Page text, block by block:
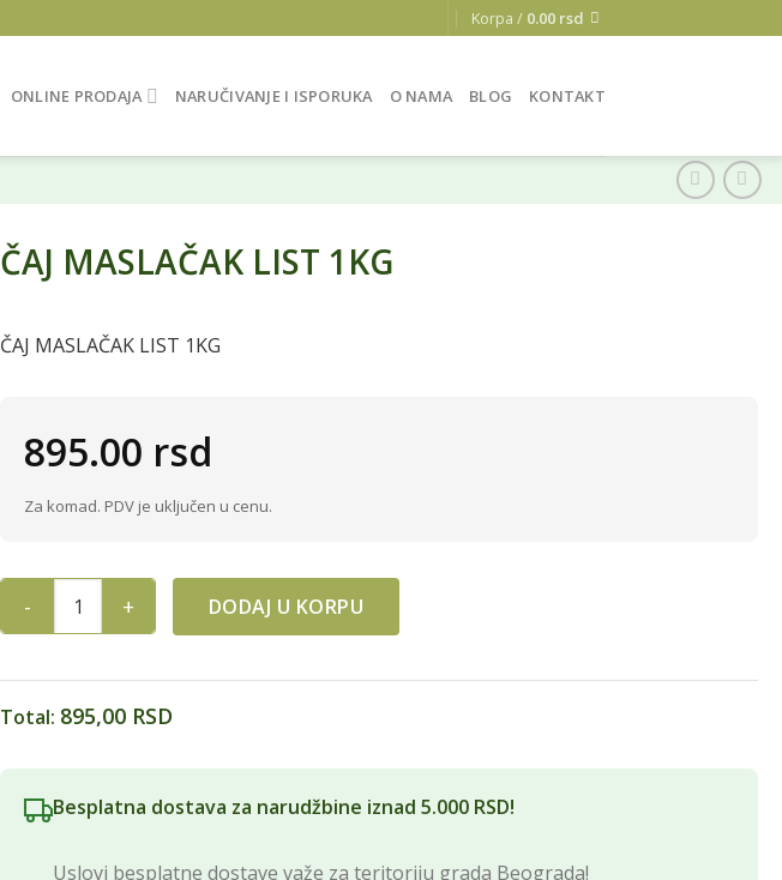
Korpa / 0.00 rsd
ONLINE PRODAJA NARUČIVANJE I ISPORUKA O NAMA BLOG KONTAKT
ČAJ MASLAČAK LIST 1KG
ČAJ MASLAČAK LIST 1KG
895.00 rsd
Za komad. PDV je uključen u cenu.
ČAJ MASLAČAK LIST 1KG quantityDODAJ U KORPU
Total: 895,00 RSD
Besplatna dostava za narudžbine iznad 5.000 RSD!
Uslovi besplatne dostave važe za teritoriju grada Beograda!